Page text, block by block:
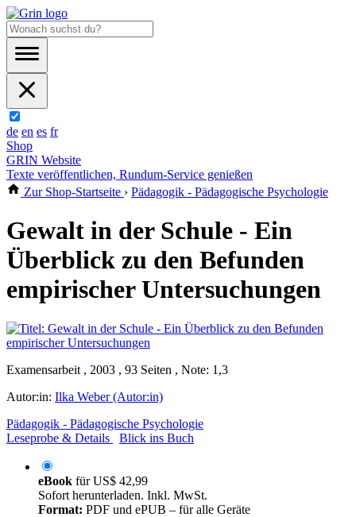
de en es fr
Shop
GRIN Website
Texte veröffentlichen, Rundum-Service genießen
Zur Shop-Startseite › Pädagogik - Pädagogische Psychologie
Gewalt in der Schule - Ein
Überblick zu den Befunden
empirischer Untersuchungen
Examensarbeit , 2003 , 93 Seiten , Note: 1,3
Autor:in: Ilka Weber (Autor:in)
Pädagogik - Pädagogische Psychologie
Leseprobe & Details
Blick ins Buch
eBook fürUS$ 42,99
Sofort herunterladen. Inkl. MwSt.
Format: PDF und ePUB – für alle Geräte